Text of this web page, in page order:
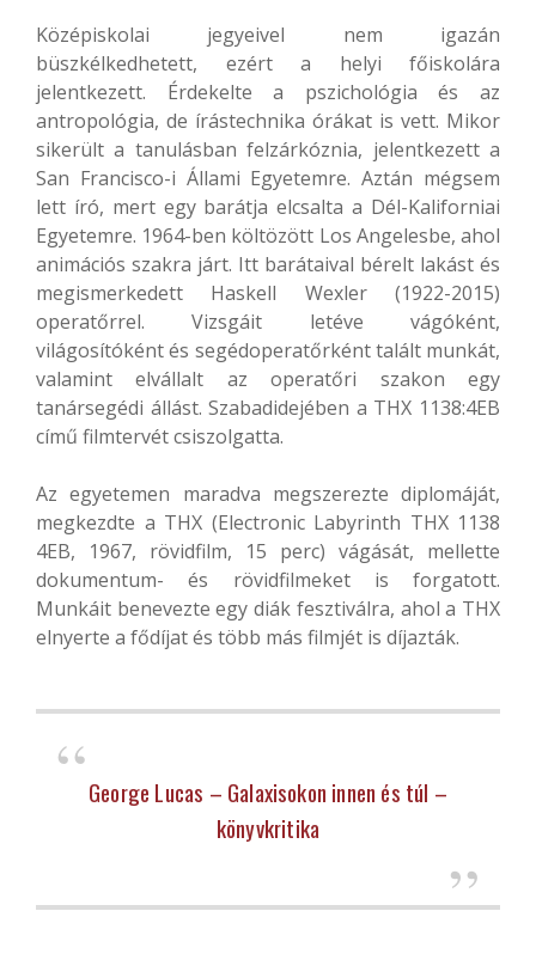
Középiskolai jegyeivel nem igazán
büszkélkedhetett, ezért a helyi főiskolára
jelentkezett. Érdekelte a pszichológia és az
antropológia, de írástechnika órákat is vett. Mikor
sikerült a tanulásban felzárkóznia, jelentkezett a
San Francisco-i Állami Egyetemre. Aztán mégsem
lett író, mert egy barátja elcsalta a Dél-Kaliforniai
Egyetemre. 1964-ben költözött Los Angelesbe, ahol
animációs szakra járt. Itt barátaival bérelt lakást és
megismerkedett Haskell Wexler (1922-2015)
operatőrrel. Vizsgáit letéve vágóként,
világosítóként és segédoperatőrként talált munkát,
valamint elvállalt az operatőri szakon egy
tanársegédi állást. Szabadidejében a THX 1138:4EB
című filmtervét csiszolgatta.
Az egyetemen maradva megszerezte diplomáját,
megkezdte a THX (Electronic Labyrinth THX 1138
4EB, 1967, rövidfilm, 15 perc) vágását, mellette
dokumentum- és rövidfilmeket is forgatott.
Munkáit benevezte egy diák fesztiválra, ahol a THX
elnyerte a fődíjat és több más filmjét is díjazták.
George Lucas – Galaxisokon innen és túl –
könyvkritika